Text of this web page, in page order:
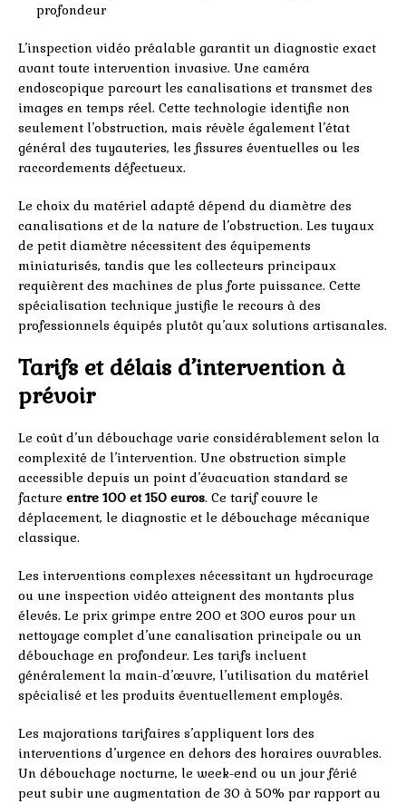
profondeur
L’inspection vidéo préalable garantit un diagnostic exact
avant toute intervention invasive. Une caméra
endoscopique parcourt les canalisations et transmet des
images en temps réel. Cette technologie identifie non
seulement l’obstruction, mais révèle également l’état
général des tuyauteries, les fissures éventuelles ou les
raccordements défectueux.
Le choix du matériel adapté dépend du diamètre des
canalisations et de la nature de l’obstruction. Les tuyaux
de petit diamètre nécessitent des équipements
miniaturisés, tandis que les collecteurs principaux
requièrent des machines de plus forte puissance. Cette
spécialisation technique justifie le recours à des
professionnels équipés plutôt qu’aux solutions artisanales.
Tarifs et délais d’intervention à
prévoir
Le coût d’un débouchage varie considérablement selon la
complexité de l’intervention. Une obstruction simple
accessible depuis un point d’évacuation standard se
facture entre 100 et 150 euros. Ce tarif couvre le
déplacement, le diagnostic et le débouchage mécanique
classique.
Les interventions complexes nécessitant un hydrocurage
ou une inspection vidéo atteignent des montants plus
élevés. Le prix grimpe entre 200 et 300 euros pour un
nettoyage complet d’une canalisation principale ou un
débouchage en profondeur. Les tarifs incluent
généralement la main-d’œuvre, l’utilisation du matériel
spécialisé et les produits éventuellement employés.
Les majorations tarifaires s’appliquent lors des
interventions d’urgence en dehors des horaires ouvrables.
Un débouchage nocturne, le week-end ou un jour férié
peut subir une augmentation de 30 à 50% par rapport au